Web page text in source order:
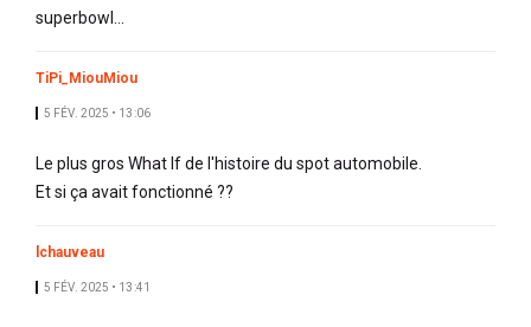
superbowl...
TiPi_MiouMiou
5 FÉV. 2025 • 13:06
Le plus gros What If de l'histoire du spot automobile.
Et si ça avait fonctionné ??
lchauveau
5 FÉV. 2025 • 13:41